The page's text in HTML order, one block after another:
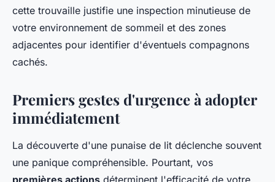
cette trouvaille justifie une inspection minutieuse de
votre environnement de sommeil et des zones
adjacentes pour identifier d'éventuels compagnons
cachés.
Premiers gestes d'urgence à adopter
immédiatement
La découverte d'une punaise de lit déclenche souvent
une panique compréhensible. Pourtant, vos
premières actions déterminent l'efficacité de votre